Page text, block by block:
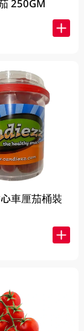
250GM
車厘茄桶裝